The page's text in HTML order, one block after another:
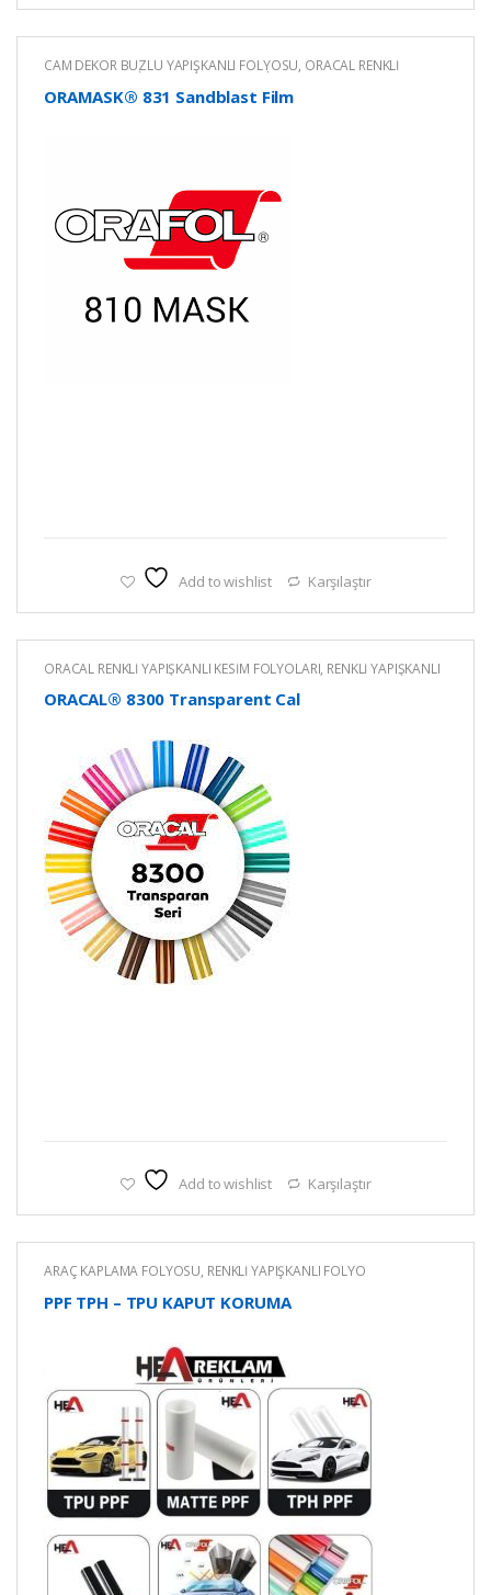
CAM DEKOR BUZLU YAPIŞKANLI FOLYOSU, ORACAL RENKLİ
YAPIŞKANLI KESİM FOLYOLARI RENKLİ YAPIŞKANLI FOLYO
ORAMASK® 831 Sandblast Film
Add to wishlist Karşılaştır
ORACAL RENKLİ YAPIŞKANLI KESİM FOLYOLARI, RENKLİ YAPIŞKANLI
ORACAL® 8300 Transparent Cal
Add to wishlist Karşılaştır
ARAÇ KAPLAMA FOLYOSU, RENKLİ YAPIŞKANLI FOLYO
PPF TPH – TPU KAPUT KORUMA